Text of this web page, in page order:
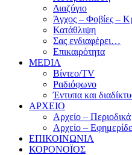
Διαζύγιο
Άγχος – Φοβίες –
Κατάθλιψη
Σας ενδιαφέρει…
Επικαιρότητα
MEDIA
Βίντεο/TV
Ραδιόφωνο
Έντυπα και
ΑΡΧΕΙΟ
Αρχείο – Περιοδικά
Αρχείο –
ΕΠΙΚΟΙΝΩΝΙΑ
ΚΟΡΟΝΟΪΟΣ